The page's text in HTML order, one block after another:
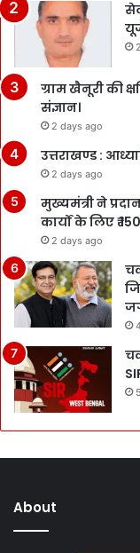
ग्राम खैनूरी की
संज्ञान।
2 days ago
उत्तराखण्ड :
2 days ago
मुख्यमंत्री ने
कार्यों के लिए ₹
2 days ago
About